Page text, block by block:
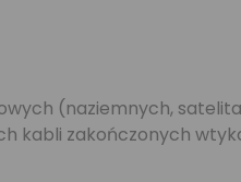
(naziemnych,
kabli zakończonych